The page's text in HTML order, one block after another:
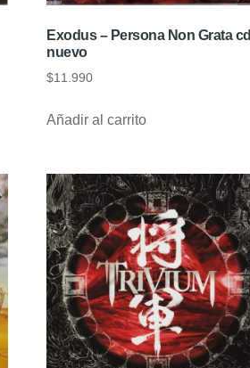
Exodus – Persona Non Grata cd
nuevo
$11.990
Añadir al carrito